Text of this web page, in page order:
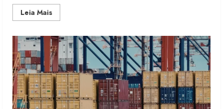
Leia MaisRead
more
COMERCIAL
TÊXTIL
2026:
Roupas
importadas
agravam
déficit